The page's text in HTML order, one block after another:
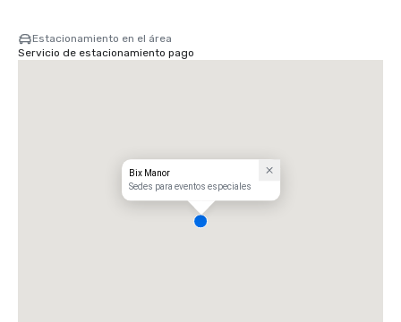
Estacionamiento en el área
Servicio de estacionamiento pago
Bix Manor
Sedes para eventos especiales